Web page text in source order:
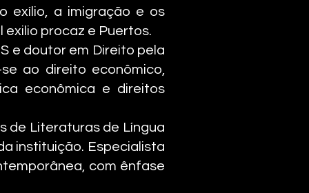
exílio, a imigração e os
procaz e Puertos.
e doutor em Direito pela
ao direito econômico,
econômica e direitos
de Literaturas de Língua
instituição. Especialista
com ênfase